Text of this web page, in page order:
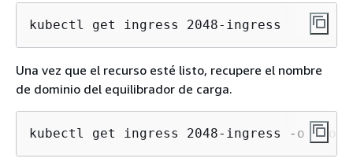
kubectl get ingress 2048-ingress
Una vez que el recurso esté listo, recupere el nombre
de dominio del equilibrador de carga.
kubectl get ingress 2048-ingress -o